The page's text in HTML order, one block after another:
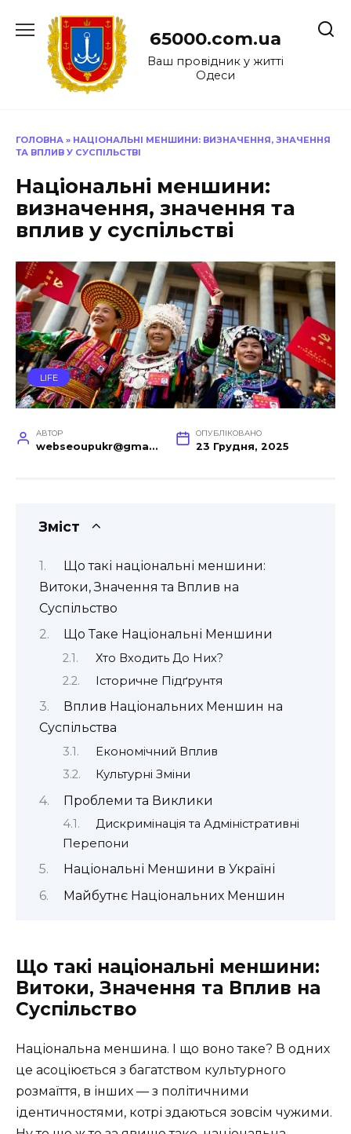
до
65000.com.ua
Ваш провідник у житті
Одеси
ГОЛОВНА » НАЦІОНАЛЬНІ МЕНШИНИ: ВИЗНАЧЕННЯ, ЗНАЧЕННЯ
ТА ВПЛИВ У СУСПІЛЬСТВІ
Національні меншини:
визначення, значення та
вплив у суспільстві
LIFE
АВТОР
webseoupukr@gmail.com
ОПУБЛІКОВАНО
23 Грудня, 2025
Зміст
Що такі національні меншини:
Витоки, Значення та Вплив на
Суспільство
Що Таке Національні Меншини
Хто Входить До Них?
Історичне Підґрунтя
Вплив Національних Меншин на
Суспільства
Економічний Вплив
Культурні Зміни
Проблеми та Виклики
Дискримінація та Адміністративні
Перепони
Національні Меншини в Україні
Майбутнє Національних Меншин
Що такі національні меншини:
Витоки, Значення та Вплив на
Суспільство
Національна меншина. І що воно таке? В одних
це асоціюється з багатством культурного
розмаїття, в інших — з політичними
ідентичностями, котрі здаються зовсім чужими.